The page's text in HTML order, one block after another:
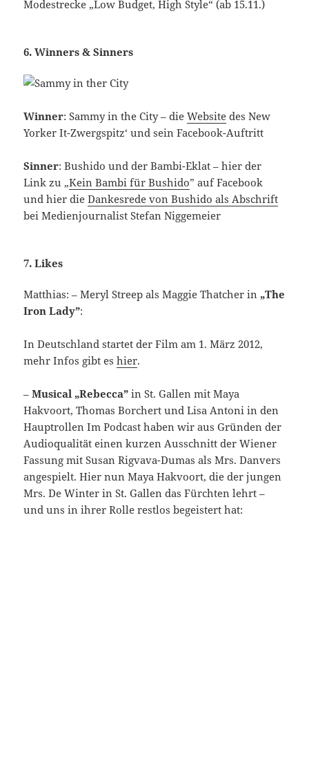
Modestrecke „Low Budget, High Style“ (ab 15.11.)
6. Winners & Sinners
Winner: Sammy in the City – dieWebsite des New
Yorker It-Zwergspitz‘ und sein Facebook-Auftritt
Sinner: Bushido und der Bambi-Eklat – hier der
Link zu „Kein Bambi für Bushido” auf Facebook
und hier dieDankesrede von Bushido als Abschrift
bei Medienjournalist Stefan Niggemeier
7. Likes
Matthias: – Meryl Streep als Maggie Thatcher in „The
Iron Lady”:
In Deutschland startet der Film am 1. März 2012,
mehr Infos gibt eshier.
–Musical „Rebecca” in St. Gallen mit Maya
Hakvoort, Thomas Borchert und Lisa Antoni in den
Hauptrollen Im Podcast haben wir aus Gründen der
Audioqualität einen kurzen Ausschnitt der Wiener
Fassung mit Susan Rigvava-Dumas als Mrs. Danvers
angespielt. Hier nun Maya Hakvoort, die der jungen
Mrs. De Winter in St. Gallen das Fürchten lehrt –
und uns in ihrer Rolle restlos begeistert hat: